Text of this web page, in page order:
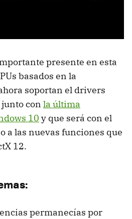
presente en esta
basados en la
soportan el drivers
con la última
10 y que será con el
a las nuevas funciones que
12.
permanecías por